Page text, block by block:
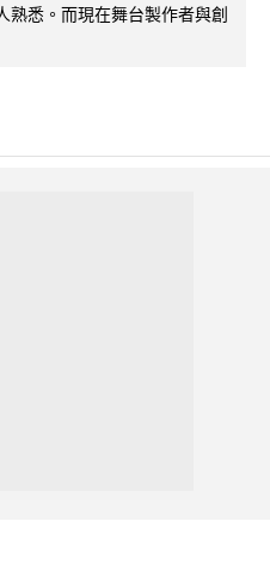
熟悉。而現在舞台製作者與創